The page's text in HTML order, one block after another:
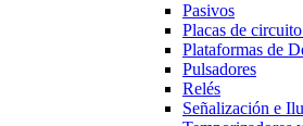
Pasivos
Placas de
Plataformas de
Pulsadores
Relés
Señalización e